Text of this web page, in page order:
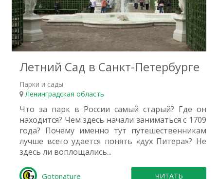
0
Летний Сад в Санкт-Петербурге
Парки и сады
Ленинградская область
Что за парк в России самый старый? Где он
находится? Чем здесь начали заниматься с 1709
года? Почему именно тут путешественникам
лучше всего удается понять «дух Питера»? Не
здесь ли воплощались...
Gotonature ЧИТАТЬ